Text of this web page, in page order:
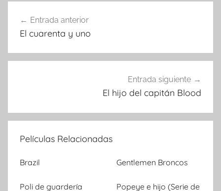
Navegación
de
entradas
Entrada anterior
El cuarenta y uno
Entrada siguiente
El hijo del capitán Blood
Películas Relacionadas
Brazil Gentlemen Broncos
Poli de guardería Popeye e hijo (Serie de